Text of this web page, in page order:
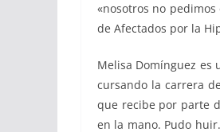
«nosotros no
de Afectados por la
Melisa Domínguez es
cursando la carrera
que recibe por parte
en la mano. Pudo